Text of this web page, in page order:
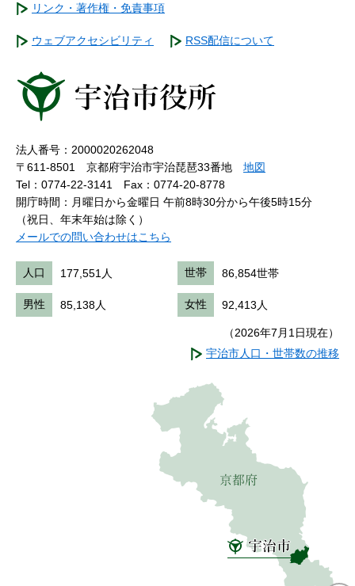
リンク・著作権・免責事項
ウェブアクセシビリティ RSS配信について
法人番号：2000020262048
〒611-8501 京都府宇治市宇治琵琶33番地 地図
Tel：0774-22-3141
Fax：0774-20-8778
開庁時間：月曜日から金曜日 午前8時30分から午後5時15分
（祝日、年末年始は除く）
メールでの問い合わせはこちら
人口 177,551人 世帯 86,854世帯
男性 85,138人 女性 92,413人
（2026年7月1日現在）
宇治市人口・世帯数の推移